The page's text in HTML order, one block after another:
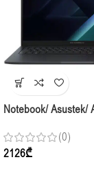
Notebook/ Asustek/
150U 16GB 1TB
Graphics
(0)
2126₾